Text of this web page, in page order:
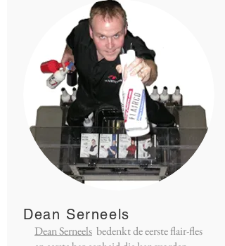
Dean Serneels
Dean Serneels bedenkt de eerste flair-fles